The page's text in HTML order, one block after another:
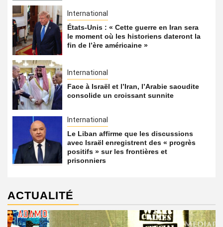
International
États-Unis : « Cette guerre en Iran sera
le moment où les historiens dateront la
fin de l’ère américaine »
International
Face à Israël et l’Iran, l’Arabie saoudite
consolide un croissant sunnite
International
Le Liban affirme que les discussions
avec Israël enregistrent des « progrès
positifs » sur les frontières et
prisonniers
ACTUALITÉ